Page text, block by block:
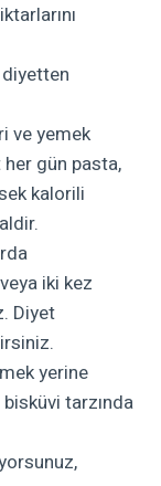
diyetten
ve yemek
her gün pasta,
kalorili
iki kez
Diyet
yerine
tarzında